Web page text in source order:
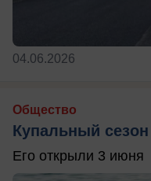
04.06.2026
Общество
Купальный
Его открыли 3 июня